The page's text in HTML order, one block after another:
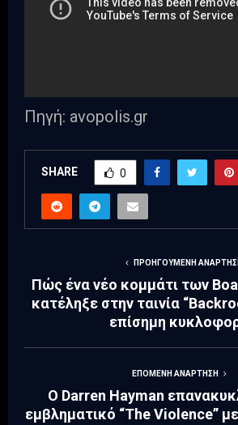
Πηγή: avopolis.gr
SHARE 0
ΠΡΟΗΓΟΎΜΕΝΗ
Πώς ένα νέο κομμάτι των
κατέληξε στην ταινία
επίσημη
ΕΠΌΜΕΝΗ ΑΝΆΡΤΗΣΗ
Ο Darren Hayman
εμβληματικό “The Violence”